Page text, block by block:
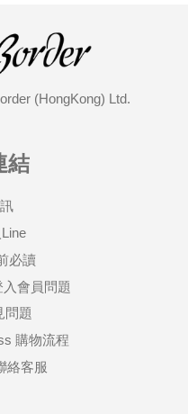
(HongKong) Ltd.
結
必讀
入會員問題
問題
購物流程
絡客服